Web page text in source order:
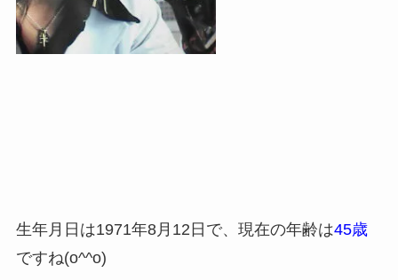
生年月日は1971年8月12日で、現在の年齢は45歳
ですね(o^^o)